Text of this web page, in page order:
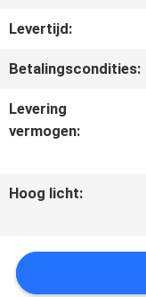
ALLE
GEVALLEN
SITEMAP
Levertijd:
Betalingscondities:
Levering
vermogen:
Hoog licht: